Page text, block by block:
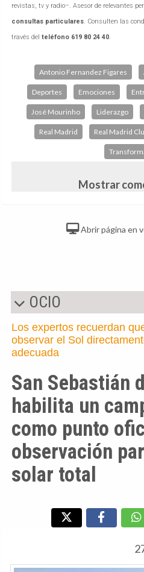
revistas, tv y radio–. Asesor de relevantes
consultas particulares. Consulten las
través del teléfono 619 80 24 40.
Antonio Fernandez Figares
Deportes Emociones
José Mourinho Liderazgo
Real Madrid Real Madrid
Mostrar
Abrir página en
OCIO
Los expertos recuerdan
observar el Sol
adecuada
San Sebastián
habilita un
como punto
observación
solar total